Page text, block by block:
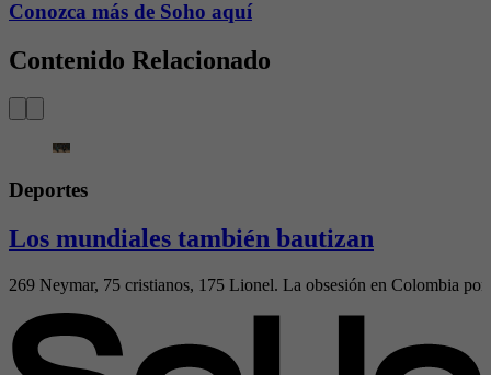
Conozca más de Soho aquí
Contenido Relacionado
Deportes
Los mundiales también bautizan
269 Neymar, 75 cristianos, 175 Lionel. La obsesión en Colombia